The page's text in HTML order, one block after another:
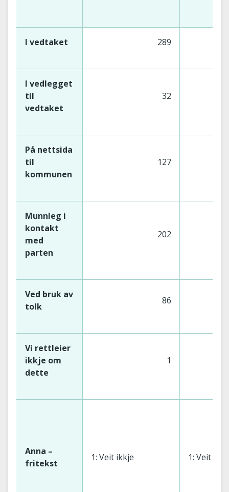
I vedtaket 289
I vedlegget
til
vedtaket
32
På nettsida
til
kommunen
127
Munnleg i
kontakt
med
parten
202
Ved bruk av
tolk
86
Vi rettleier
ikkje om
dette
1
Anna –
fritekst
1: Veit ikkje 1: Veit